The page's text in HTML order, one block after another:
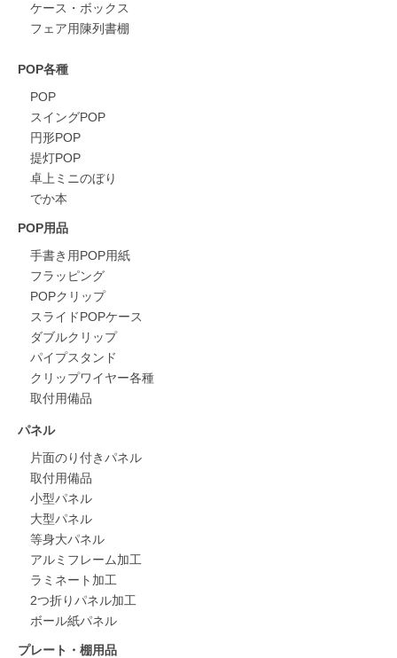
ケース・ボックス
フェア用陳列書棚
POP各種
POP
スイングPOP
円形POP
提灯POP
卓上ミニのぼり
でか本
POP用品
手書き用POP用紙
フラッピング
POPクリップ
スライドPOPケース
ダブルクリップ
パイプスタンド
クリップワイヤー各種
取付用備品
パネル
片面のり付きパネル
取付用備品
小型パネル
大型パネル
等身大パネル
アルミフレーム加工
ラミネート加工
2つ折りパネル加工
ボール紙パネル
プレート・棚用品